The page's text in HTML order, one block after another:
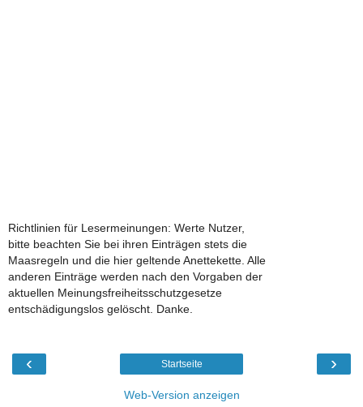
Richtlinien für Lesermeinungen: Werte Nutzer,
bitte beachten Sie bei ihren Einträgen stets die
Maasregeln und die hier geltende Anettekette. Alle
anderen Einträge werden nach den Vorgaben der
aktuellen Meinungsfreiheitsschutzgesetze
entschädigungslos gelöscht. Danke.
‹ ›
Startseite
Web-Version anzeigen